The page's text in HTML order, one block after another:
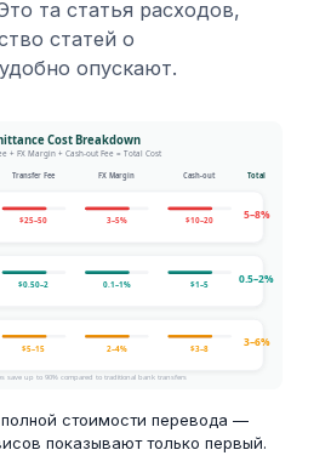
та статья расходов,
статей о
опускают.
стоимости перевода —
показывают только первый.